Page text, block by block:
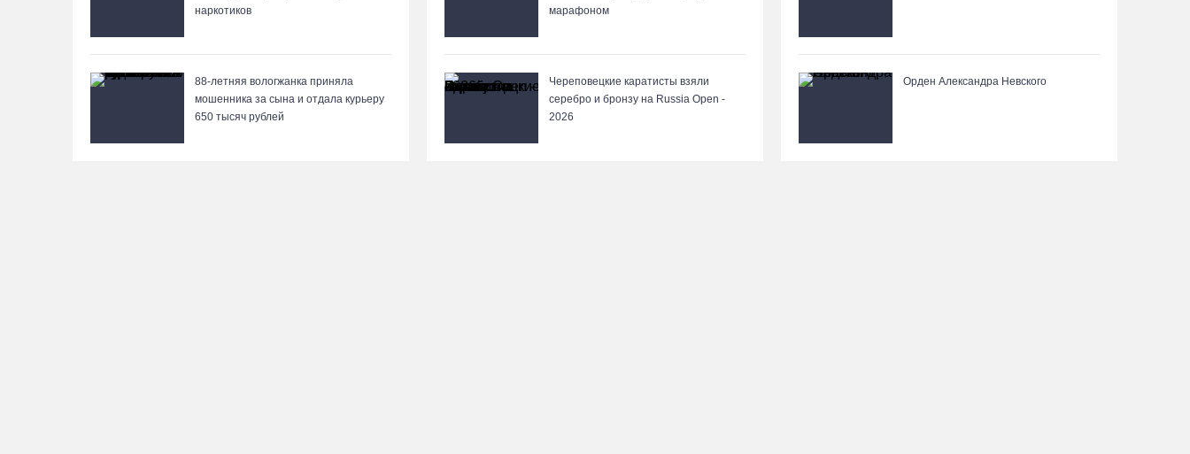
наркотиков
88-летняя вологжанка приняла
мошенника за сына и отдала курьеру
650 тысяч рублей
марафоном
Череповецкие каратисты взяли
серебро и бронзу на Russia Open -
2026
Орден Александра Невского